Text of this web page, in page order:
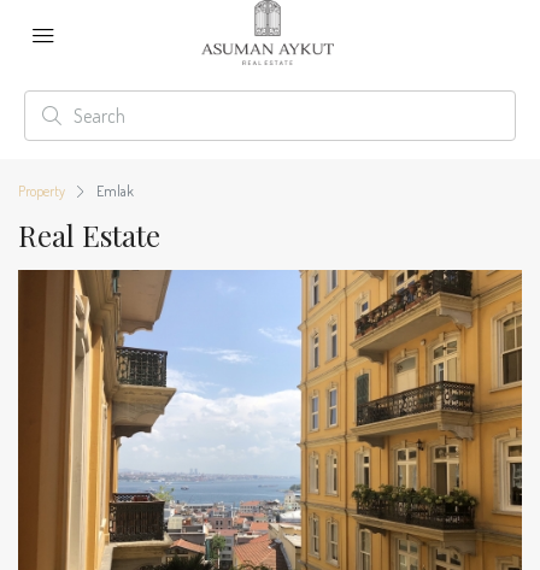
Property Emlak
Real Estate